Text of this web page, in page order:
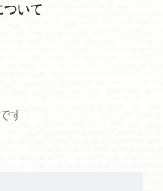
ついて
す